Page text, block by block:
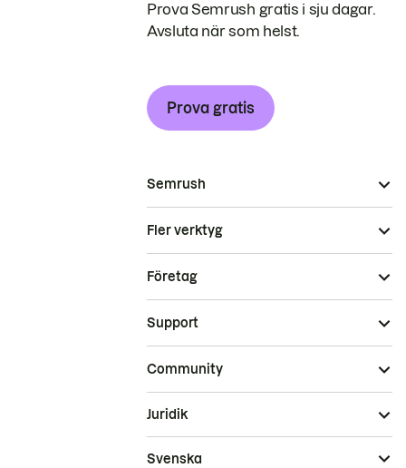
Prova Semrush gratis i sju dagar.
Avsluta när som helst.
Prova gratis
Semrush
Fler verktyg
Företag
Support
Community
Juridik
Svenska